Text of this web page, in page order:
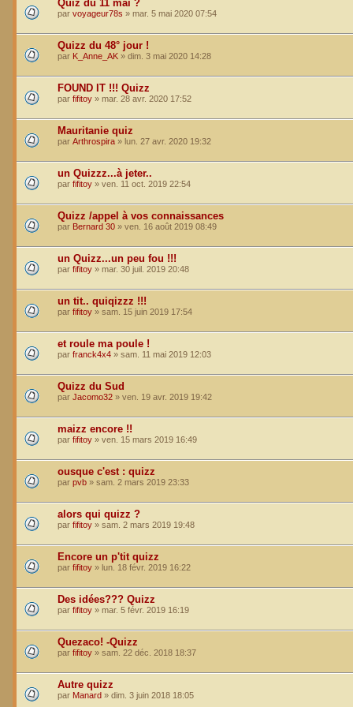
Quiz du 11 mai ?
par voyageur78s » mar. 5 mai 2020 07:54
Quizz du 48° jour !
par K_Anne_AK » dim. 3 mai 2020 14:28
FOUND IT !!! Quizz
par fifitoy » mar. 28 avr. 2020 17:52
Mauritanie quiz
par Arthrospira » lun. 27 avr. 2020 19:32
un Quizzz...à jeter..
par fifitoy » ven. 11 oct. 2019 22:54
Quizz /appel à vos connaissances
par Bernard 30 » ven. 16 août 2019 08:49
un Quizz...un peu fou !!!
par fifitoy » mar. 30 juil. 2019 20:48
un tit.. quiqizzz !!!
par fifitoy » sam. 15 juin 2019 17:54
et roule ma poule !
par franck4x4 » sam. 11 mai 2019 12:03
Quizz du Sud
par Jacomo32 » ven. 19 avr. 2019 19:42
maizz encore !!
par fifitoy » ven. 15 mars 2019 16:49
ousque c'est : quizz
par pvb » sam. 2 mars 2019 23:33
alors qui quizz ?
par fifitoy » sam. 2 mars 2019 19:48
Encore un p'tit quizz
par fifitoy » lun. 18 févr. 2019 16:22
Des idées??? Quizz
par fifitoy » mar. 5 févr. 2019 16:19
Quezaco! -Quizz
par fifitoy » sam. 22 déc. 2018 18:37
Autre quizz
par Manard » dim. 3 juin 2018 18:05